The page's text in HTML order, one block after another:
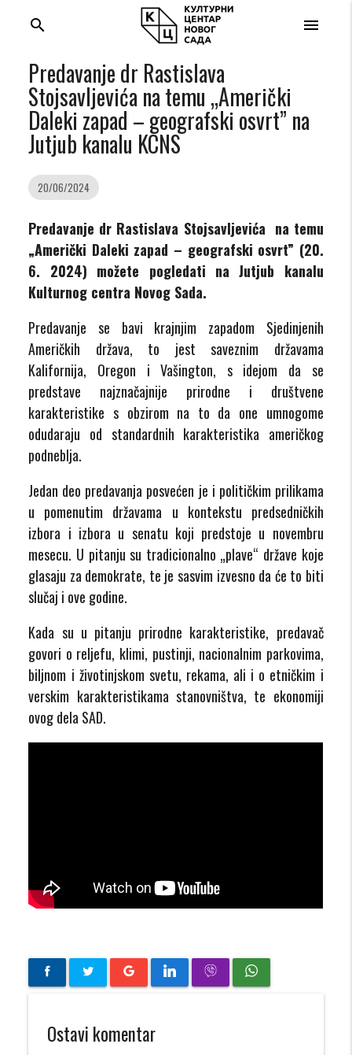
menu
search
Predavanje dr Rastislava
Stojsavljevića na temu „Američki
Daleki zapad – geografski osvrt” na
Jutjub kanalu KCNS
20/06/2024
Predavanje dr Rastislava Stojsavljevića na temu
„Američki Daleki zapad – geografski osvrt” (20.
6. 2024) možete pogledati na Jutjub kanalu
Kulturnog centra Novog Sada.
Predavanje se bavi krajnjim zapadom Sjedinjenih
Američkih država, to jest saveznim državama
Kalifornija, Oregon i Vašington, s idejom da se
predstave najznačajnije prirodne i društvene
karakteristike s obzirom na to da one umnogome
odudaraju od standardnih karakteristika američkog
podneblja.
Jedan deo predavanja posvećen je i političkim prilikama
u pomenutim državama u kontekstu predsedničkih
izbora i izbora u senatu koji predstoje u novembru
mesecu. U pitanju su tradicionalno „plave“ države koje
glasaju za demokrate, te je sasvim izvesno da će to biti
slučaj i ove godine.
Kada su u pitanju prirodne karakteristike, predavač
govori o reljefu, klimi, pustinji, nacionalnim parkovima,
biljnom i životinjskom svetu, rekama, ali i o etničkim i
verskim karakteristikama stanovništva, te ekonomiji
ovog dela SAD.
Ostavi komentar